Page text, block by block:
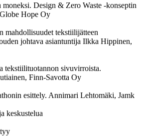
Design & Zero Waste -konseptin
Hope Oy
mahdollisuudet tekstiilijätteen
johtava asiantuntija Ilkka Hippinen,
tekstiilituotannon sivuvirroista.
Finn-Savotta Oy
esittely. Annimari Lehtomäki, Jamk
keskustelua